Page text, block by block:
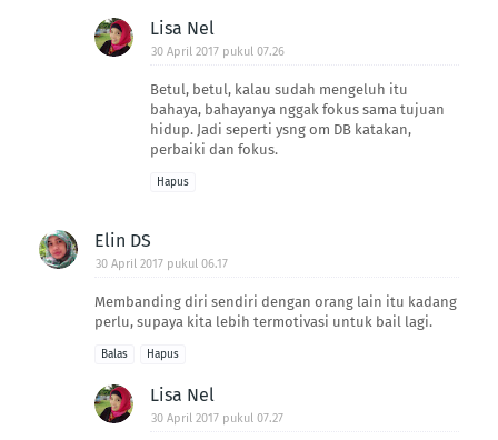
Lisa Nel
30 April 2017 pukul 07.26
Betul, betul, kalau sudah mengeluh itu
bahaya, bahayanya nggak fokus sama tujuan
hidup. Jadi seperti ysng om DB katakan,
perbaiki dan fokus.
Hapus
Elin DS
30 April 2017 pukul 06.17
Membanding diri sendiri dengan orang lain itu kadang
perlu, supaya kita lebih termotivasi untuk bail lagi.
Balas Hapus
Lisa Nel
30 April 2017 pukul 07.27